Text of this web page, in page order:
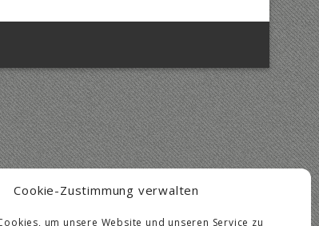
Cookie-Zustimmung verwalten
um unsere Website und unseren Service zu